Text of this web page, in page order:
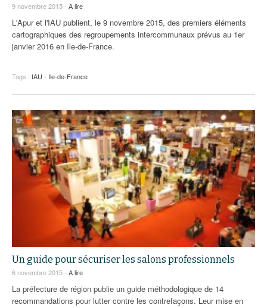
9 novembre 2015 - A lire
L'Apur et l'IAU publient, le 9 novembre 2015, des premiers éléments
cartographiques des regroupements intercommunaux prévus au 1er
janvier 2016 en Ile-de-France.
Tags : IAU - Ile-de-France
Un guide pour sécuriser les salons professionnels
6 novembre 2015 - A lire
La préfecture de région publie un guide méthodologique de 14
recommandations pour lutter contre les contrefaçons. Leur mise en